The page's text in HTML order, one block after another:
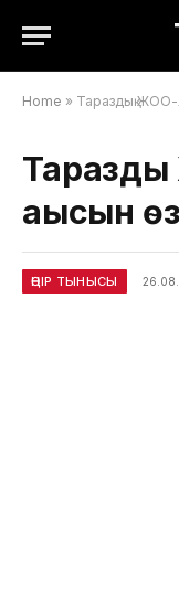
Home » Тараздық ЖОО-
ақысын
ӨҢІР ТЫНЫСЫ